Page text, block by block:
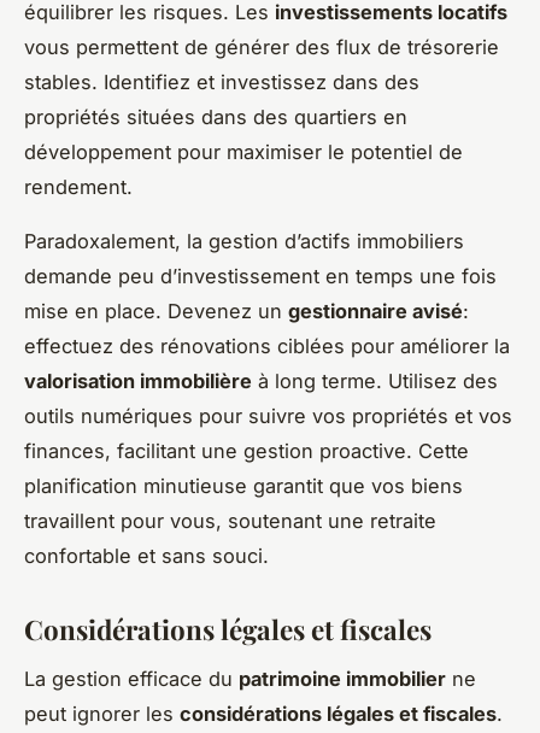
équilibrer les risques. Les investissements locatifs
vous permettent de générer des flux de trésorerie
stables. Identifiez et investissez dans des
propriétés situées dans des quartiers en
développement pour maximiser le potentiel de
rendement.
Paradoxalement, la gestion d’actifs immobiliers
demande peu d’investissement en temps une fois
mise en place. Devenez un gestionnaire avisé:
effectuez des rénovations ciblées pour améliorer la
valorisation immobilière à long terme. Utilisez des
outils numériques pour suivre vos propriétés et vos
finances, facilitant une gestion proactive. Cette
planification minutieuse garantit que vos biens
travaillent pour vous, soutenant une retraite
confortable et sans souci.
Considérations légales et fiscales
La gestion efficace du patrimoine immobilier ne
peut ignorer les considérations légales et fiscales.